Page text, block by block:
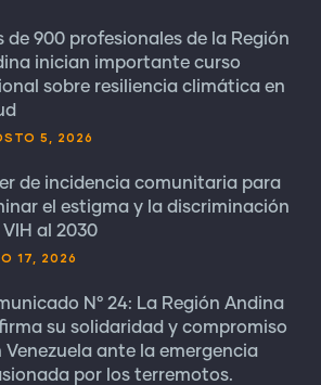
de 900 profesionales de la Región
inician importante curso
sobre resiliencia climática en
5, 2026
de incidencia comunitaria para
el estigma y la discriminación
al 2030
17, 2026
N° 24: La Región Andina
su solidaridad y compromiso
Venezuela ante la emergencia
por los terremotos.